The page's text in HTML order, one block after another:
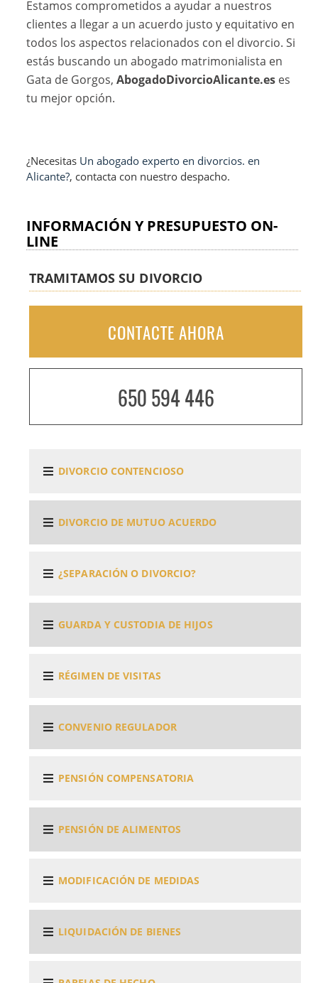
Estamos comprometidos a ayudar a nuestros
clientes a llegar a un acuerdo justo y equitativo en
todos los aspectos relacionados con el divorcio. Si
estás buscando un abogado matrimonialista en
Gata de Gorgos,AbogadoDivorcioAlicante.es es
tu mejor opción.
¿Necesitas Un abogado experto en divorcios. en
Alicante?, contacta con nuestro despacho.
INFORMACIÓN Y PRESUPUESTO ON-
LINE
TRAMITAMOS SU DIVORCIO
CONTACTE AHORA
650 594 446
DIVORCIO CONTENCIOSO
DIVORCIO DE MUTUO ACUERDO
¿SEPARACIÓN O DIVORCIO?
GUARDA Y CUSTODIA DE HIJOS
RÉGIMEN DE VISITAS
CONVENIO REGULADOR
PENSIÓN COMPENSATORIA
PENSIÓN DE ALIMENTOS
MODIFICACIÓN DE MEDIDAS
LIQUIDACIÓN DE BIENES